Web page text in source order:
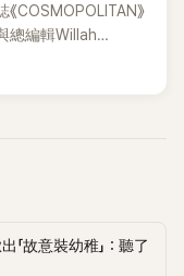
COSMOPOLITAN》
總編輯Willah
聯絡方式，到第一次
「故意裝幼稚」：聽了